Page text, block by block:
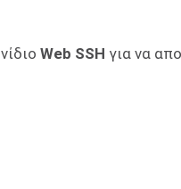
Web SSH για να